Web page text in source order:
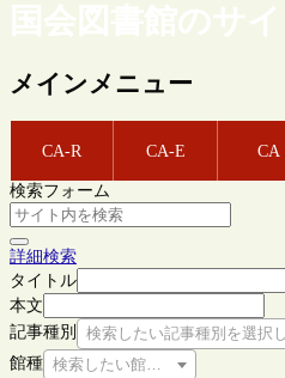
国会図書館のサイ
メインメニュー
CA-R CA-E CA
検索フォーム
詳細検索
タイトル
本文
記事種別
検索したい記事種別を選択
館種 検索したい館種を選択してくださ